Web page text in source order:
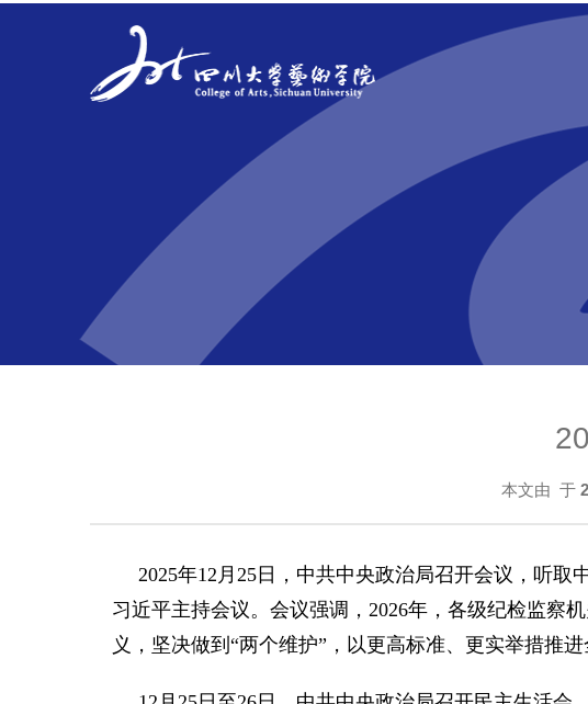
本文由 于
2025年12月25日，中共中央政治局召开会议，听
习近平主持会议。会议强调，2026年，各级纪检监察
义，坚决做到“两个维护”，以更高标准、更实举措推